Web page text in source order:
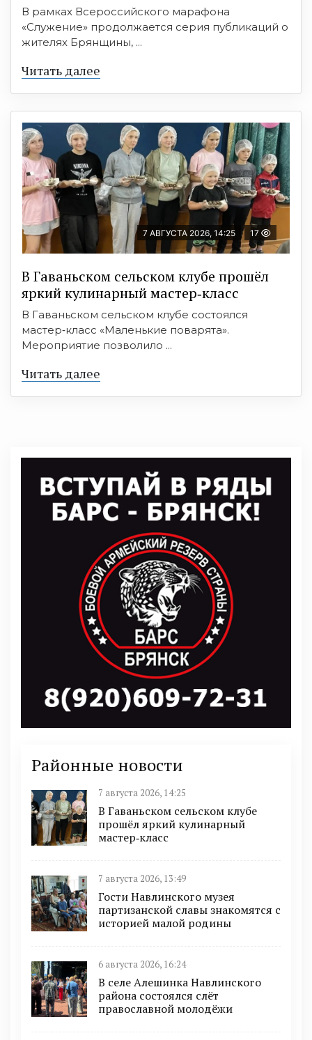
В рамках Всероссийского марафона
«Служение» продолжается серия публикаций о
жителях Брянщины, ...
Читать далее
7 АВГУСТА 2026, 14:25 17
В Гаваньском сельском клубе прошёл
яркий кулинарный мастер‑класс
В Гаваньском сельском клубе состоялся
мастер‑класс «Маленькие поварята».
Мероприятие позволило ...
Читать далее
Районные новости
7 августа 2026, 14:25
В Гаваньском сельском клубе
прошёл яркий кулинарный
мастер‑класс
7 августа 2026, 13:49
Гости Навлинского музея
партизанской славы знакомятся с
историей малой родины
6 августа 2026, 16:24
В селе Алешинка Навлинского
района состоялся слёт
православной молодёжи